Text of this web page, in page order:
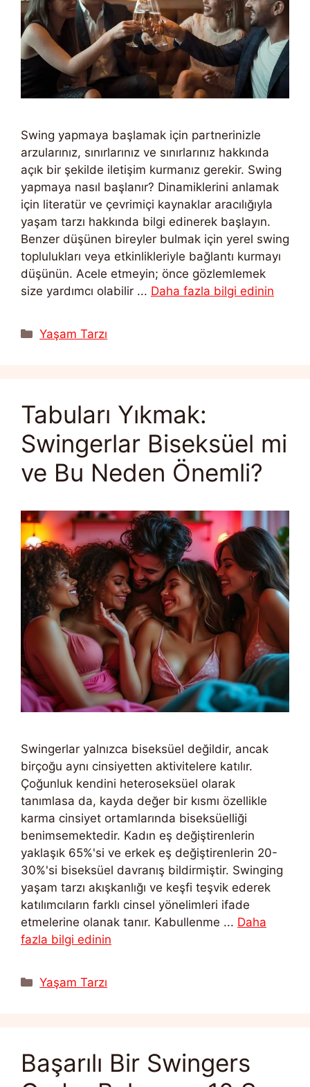
Swing yapmaya başlamak için partnerinizle
arzularınız, sınırlarınız ve sınırlarınız hakkında
açık bir şekilde iletişim kurmanız gerekir. Swing
yapmaya nasıl başlanır? Dinamiklerini anlamak
için literatür ve çevrimiçi kaynaklar aracılığıyla
yaşam tarzı hakkında bilgi edinerek başlayın.
Benzer düşünen bireyler bulmak için yerel swing
toplulukları veya etkinlikleriyle bağlantı kurmayı
düşünün. Acele etmeyin; önce gözlemlemek
size yardımcı olabilir ... Daha fazla bilgi edinin
Kategoriler
Yaşam Tarzı
Tabuları Yıkmak:
Swingerlar Biseksüel mi
ve Bu Neden Önemli?
Swingerlar yalnızca biseksüel değildir, ancak
birçoğu aynı cinsiyetten aktivitelere katılır.
Çoğunluk kendini heteroseksüel olarak
tanımlasa da, kayda değer bir kısmı özellikle
karma cinsiyet ortamlarında biseksüelliği
benimsemektedir. Kadın eş değiştirenlerin
yaklaşık 65%'si ve erkek eş değiştirenlerin 20-
30%'si biseksüel davranış bildirmiştir. Swinging
yaşam tarzı akışkanlığı ve keşfi teşvik ederek
katılımcıların farklı cinsel yönelimleri ifade
etmelerine olanak tanır. Kabullenme ... Daha
fazla bilgi edinin
Kategoriler
Yaşam Tarzı
Başarılı Bir Swingers